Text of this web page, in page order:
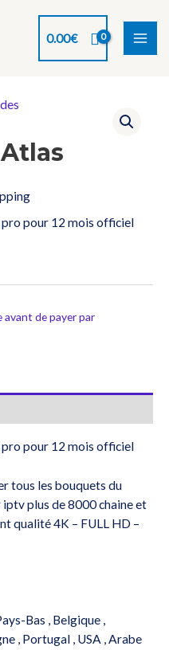
0.00€
pour 12 mois officiel
avant de payer par
pour 12 mois officiel
tous les bouquets du
plus de 8000 chaine et
qualité 4K – FULL HD –
Bas , Belgique ,
, Portugal , USA , Arabe